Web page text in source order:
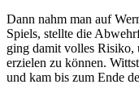
Dann nahm man auf
Spiels, stellte die
ging damit volles Risiko,
erzielen zu können.
und kam bis zum Ende